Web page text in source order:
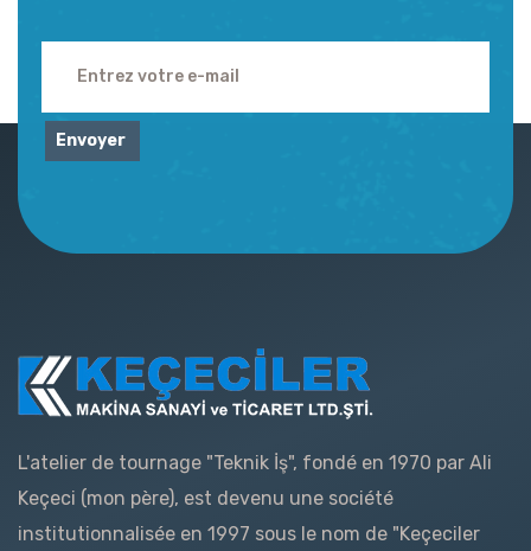
Envoyer
L'atelier de tournage "Teknik İş", fondé en 1970 par Ali
Keçeci (mon père), est devenu une société
institutionnalisée en 1997 sous le nom de "Keçeciler